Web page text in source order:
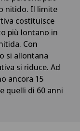
nitido. Il limite
costituisce
più lontano in
Con
si allontana
si riduce. Ad
ancora 15
quelli di 60 anni